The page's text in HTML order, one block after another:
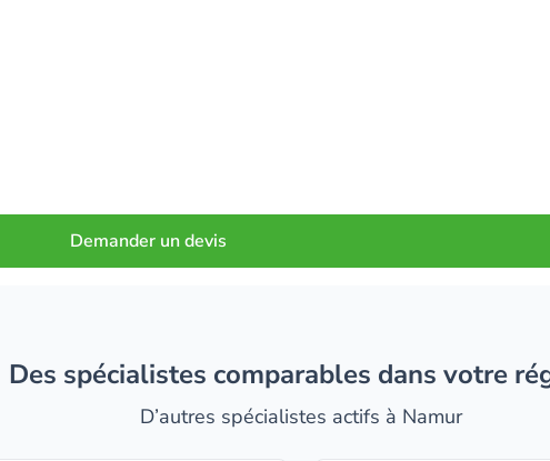
Demander un devis
Des spécialistes comparables dans votre
D’autres spécialistes actifs à Namur